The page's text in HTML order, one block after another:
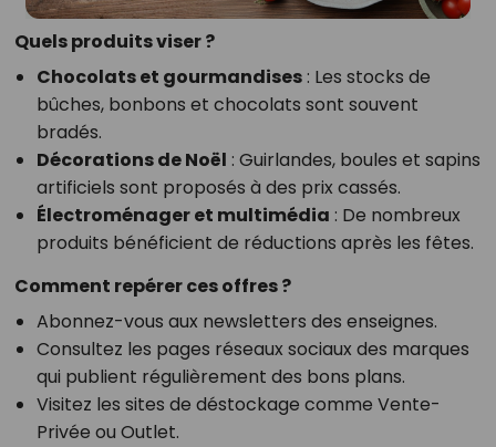
Quels produits viser ?
Chocolats et gourmandises: Les stocks de
bûches, bonbons et chocolats sont souvent
bradés.
Décorations de Noël : Guirlandes, boules et sapins
artificiels sont proposés à des prix cassés.
Électroménager et multimédia : De nombreux
produits bénéficient de réductions après les fêtes.
Comment repérer ces offres ?
Abonnez-vous aux newsletters des enseignes.
Consultez les pages réseaux sociaux des marques
qui publient régulièrement des bons plans.
Visitez les sites de déstockage comme Vente-
Privée ou Outlet.